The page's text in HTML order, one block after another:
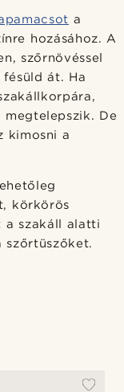
a
hozásához. A
szőrnövéssel
át. Ha
De
kimosni a
körkörös
a szakáll alatti
szőrtüszőket.